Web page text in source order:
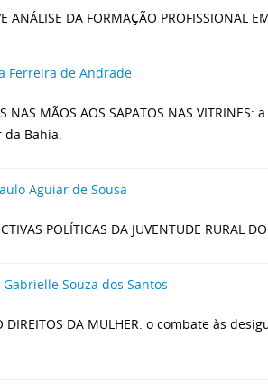
ANÁLISE DA FORMAÇÃO PROFISSIONAL
Ferreira de Andrade
NAS MÃOS AOS SAPATOS NAS
Bahia.
Aguiar de Sousa
POLÍTICAS DA JUVENTUDE RURAL
Gabrielle Souza dos Santos
DIREITOS DA MULHER: o combate às